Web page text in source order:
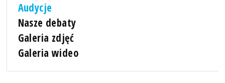
Audycje
Nasze debaty
Galeria zdjęć
Galeria wideo